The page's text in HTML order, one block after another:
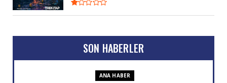
SON HABERLER
ANA HABER